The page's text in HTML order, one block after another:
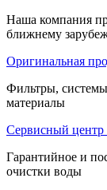
Наша компания
ближнему
Оригинальная
Фильтры,
материалы
Сервисный центр
Гарантийное и
очистки воды